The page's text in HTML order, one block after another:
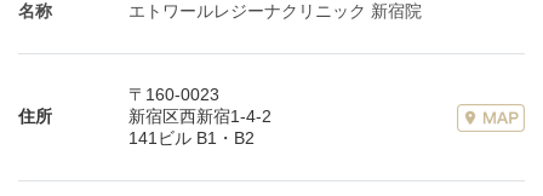
名称 エトワールレジーナクリニック 新宿院
住所
〒160-0023
新宿区西新宿1-4-2
141ビル B1・B2